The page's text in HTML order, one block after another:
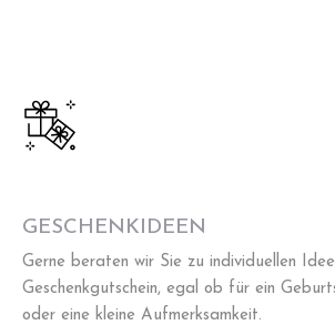
GESCHENKIDEEN
Gerne beraten wir Sie zu individuellen
Geschenkgutschein, egal ob für ein
oder eine kleine Aufmerksamkeit.